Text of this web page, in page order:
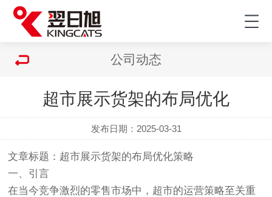
公司动态
超市展示货架的布局优化
发布日期：2025-03-31
文章标题：超市展示货架的布局优化策略
一、引言
在当今竞争激烈的零售市场中，超市的运营策略至关重